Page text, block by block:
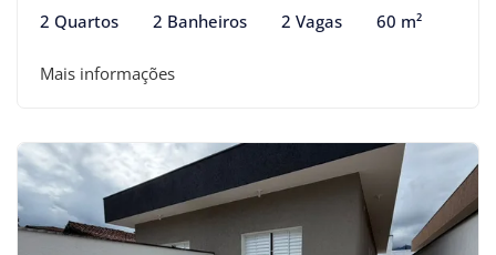
2 Quartos 2 Banheiros 2 Vagas 60 m²
Mais informações